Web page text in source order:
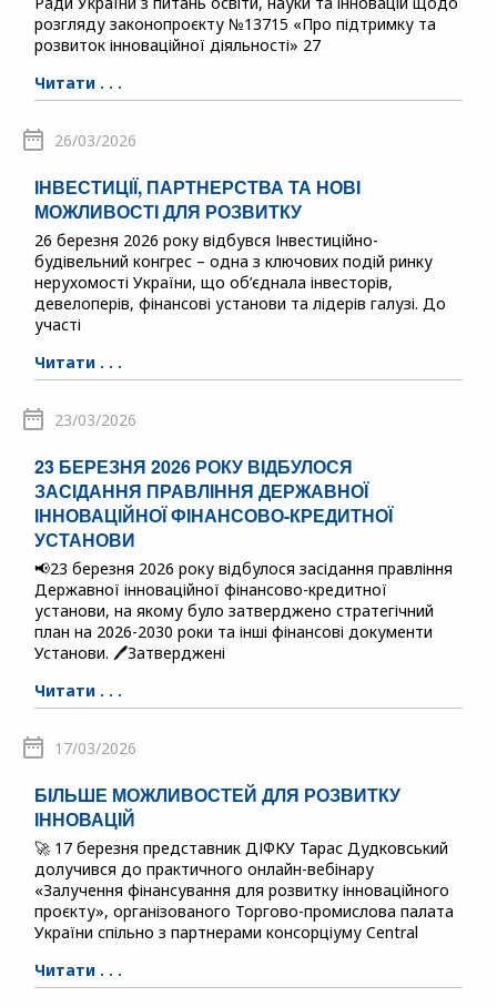
розгляду законопроєкту №13715 «Про підтримку та
розвиток інноваційної діяльності» 27
Читати . . .
26/03/2026
ІНВЕСТИЦІЇ, ПАРТНЕРСТВА ТА НОВІ
МОЖЛИВОСТІ ДЛЯ РОЗВИТКУ
26 березня 2026 року відбувся Інвестиційно-
будівельний конгрес – одна з ключових подій ринку
нерухомості України, що об’єднала інвесторів,
девелоперів, фінансові установи та лідерів галузі. До
участі
Читати . . .
23/03/2026
23 БЕРЕЗНЯ 2026 РОКУ ВІДБУЛОСЯ
ЗАСІДАННЯ ПРАВЛІННЯ ДЕРЖАВНОЇ
ІННОВАЦІЙНОЇ ФІНАНСОВО-КРЕДИТНОЇ
УСТАНОВИ
📢23 березня 2026 року відбулося засідання правління
Державної інноваційної фінансово-кредитної
установи, на якому було затверджено стратегічний
план на 2026-2030 роки та інші фінансові документи
Установи. 🖊️Затверджені
Читати . . .
17/03/2026
БІЛЬШЕ МОЖЛИВОСТЕЙ ДЛЯ РОЗВИТКУ
ІННОВАЦІЙ
🚀 17 березня представник ДІФКУ Тарас Дудковський
долучився до практичного онлайн-вебінару
«Залучення фінансування для розвитку інноваційного
проєкту», організованого Торгово-промислова палата
України спільно з партнерами консорціуму Central
Читати . . .